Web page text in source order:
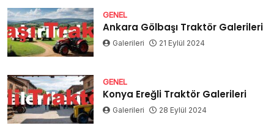
GENEL
Ankara Gölbaşı Traktör Galerileri
Galerileri 21 Eylül 2024
GENEL
Konya Ereğli Traktör Galerileri
Galerileri 28 Eylül 2024